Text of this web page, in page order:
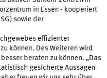
in Essen - kooperiert
sowie der
effizienter
können. Des Weiteren wird
beraten zu können. „Das
gesicherte Aussagen